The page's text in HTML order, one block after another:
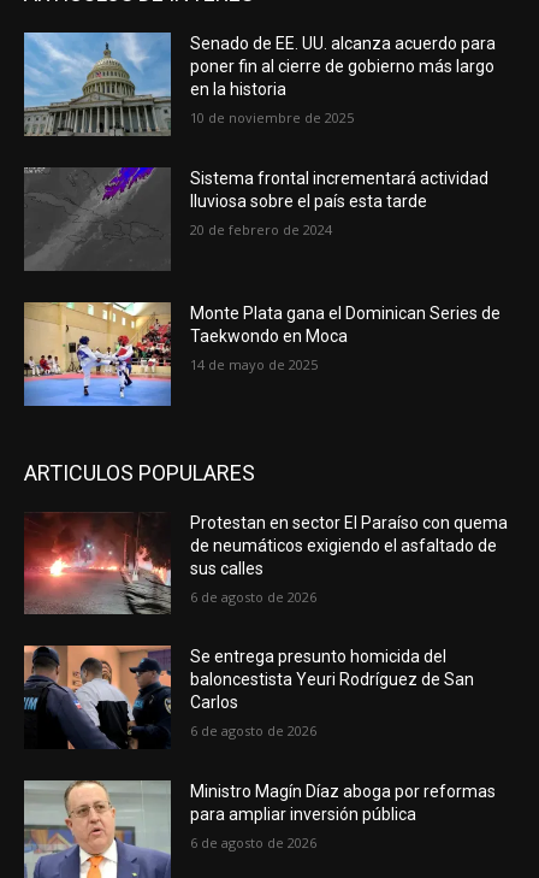
Senado de EE. UU. alcanza acuerdo para
poner fin al cierre de gobierno más largo
en la historia
10 de noviembre de 2025
Sistema frontal incrementará actividad
lluviosa sobre el país esta tarde
20 de febrero de 2024
Monte Plata gana el Dominican Series de
Taekwondo en Moca
14 de mayo de 2025
ARTICULOS POPULARES
Protestan en sector El Paraíso con quema
de neumáticos exigiendo el asfaltado de
sus calles
6 de agosto de 2026
Se entrega presunto homicida del
baloncestista Yeuri Rodríguez de San
Carlos
6 de agosto de 2026
Ministro Magín Díaz aboga por reformas
para ampliar inversión pública
6 de agosto de 2026